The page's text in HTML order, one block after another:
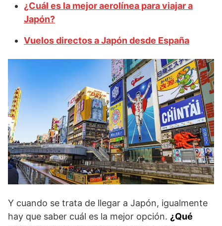
¿Cuál es la mejor aerolínea para viajar a
Japón?
Vuelos directos a Japón desde España
Y cuando se trata de llegar a Japón, igualmente
hay que saber cuál es la mejor opción. ¿Qué